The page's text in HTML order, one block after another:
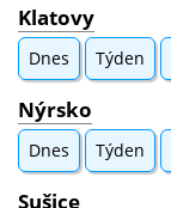
Klatovy
Dnes Týden
Nýrsko
Dnes Týden
Sušice